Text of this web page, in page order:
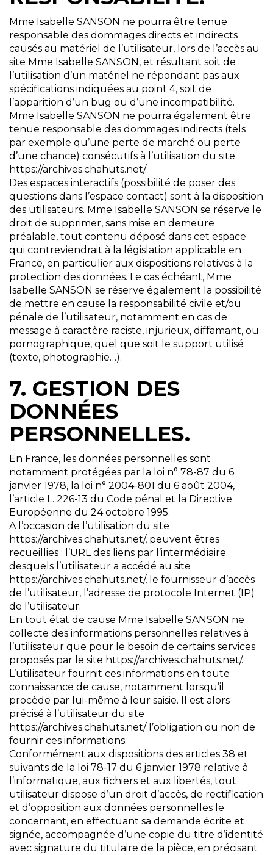
Mme Isabelle SANSON ne pourra être tenue
responsable des dommages directs et indirects
causés au matériel de l’utilisateur, lors de l’accès au
site Mme Isabelle SANSON, et résultant soit de
l’utilisation d’un matériel ne répondant pas aux
spécifications indiquées au point 4, soit de
l’apparition d’un bug ou d’une incompatibilité.
Mme Isabelle SANSON ne pourra également être
tenue responsable des dommages indirects (tels
par exemple qu’une perte de marché ou perte
d’une chance) consécutifs à l’utilisation du site
https://archives.chahuts.net/.
Des espaces interactifs (possibilité de poser des
questions dans l’espace contact) sont à la disposition
des utilisateurs. Mme Isabelle SANSON se réserve le
droit de supprimer, sans mise en demeure
préalable, tout contenu déposé dans cet espace
qui contreviendrait à la législation applicable en
France, en particulier aux dispositions relatives à la
protection des données. Le cas échéant, Mme
Isabelle SANSON se réserve également la possibilité
de mettre en cause la responsabilité civile et/ou
pénale de l’utilisateur, notamment en cas de
message à caractère raciste, injurieux, diffamant, ou
pornographique, quel que soit le support utilisé
(texte, photographie…).
7. GESTION DES
DONNÉES
PERSONNELLES.
En France, les données personnelles sont
notamment protégées par la loi n° 78-87 du 6
janvier 1978, la loi n° 2004-801 du 6 août 2004,
l’article L. 226-13 du Code pénal et la Directive
Européenne du 24 octobre 1995.
A l’occasion de l’utilisation du site
https://archives.chahuts.net/, peuvent êtres
recueillies : l’URL des liens par l’intermédiaire
desquels l’utilisateur a accédé au site
https://archives.chahuts.net/, le fournisseur d’accès
de l’utilisateur, l’adresse de protocole Internet (IP)
de l’utilisateur.
En tout état de cause Mme Isabelle SANSON ne
collecte des informations personnelles relatives à
l’utilisateur que pour le besoin de certains services
proposés par le site https://archives.chahuts.net/.
L’utilisateur fournit ces informations en toute
connaissance de cause, notamment lorsqu’il
procède par lui-même à leur saisie. Il est alors
précisé à l’utilisateur du site
https://archives.chahuts.net/ l’obligation ou non de
fournir ces informations.
Conformément aux dispositions des articles 38 et
suivants de la loi 78-17 du 6 janvier 1978 relative à
l’informatique, aux fichiers et aux libertés, tout
utilisateur dispose d’un droit d’accès, de rectification
et d’opposition aux données personnelles le
concernant, en effectuant sa demande écrite et
signée, accompagnée d’une copie du titre d’identité
avec signature du titulaire de la pièce, en précisant